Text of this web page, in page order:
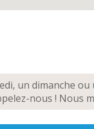
un dimanche
nous ! Nous